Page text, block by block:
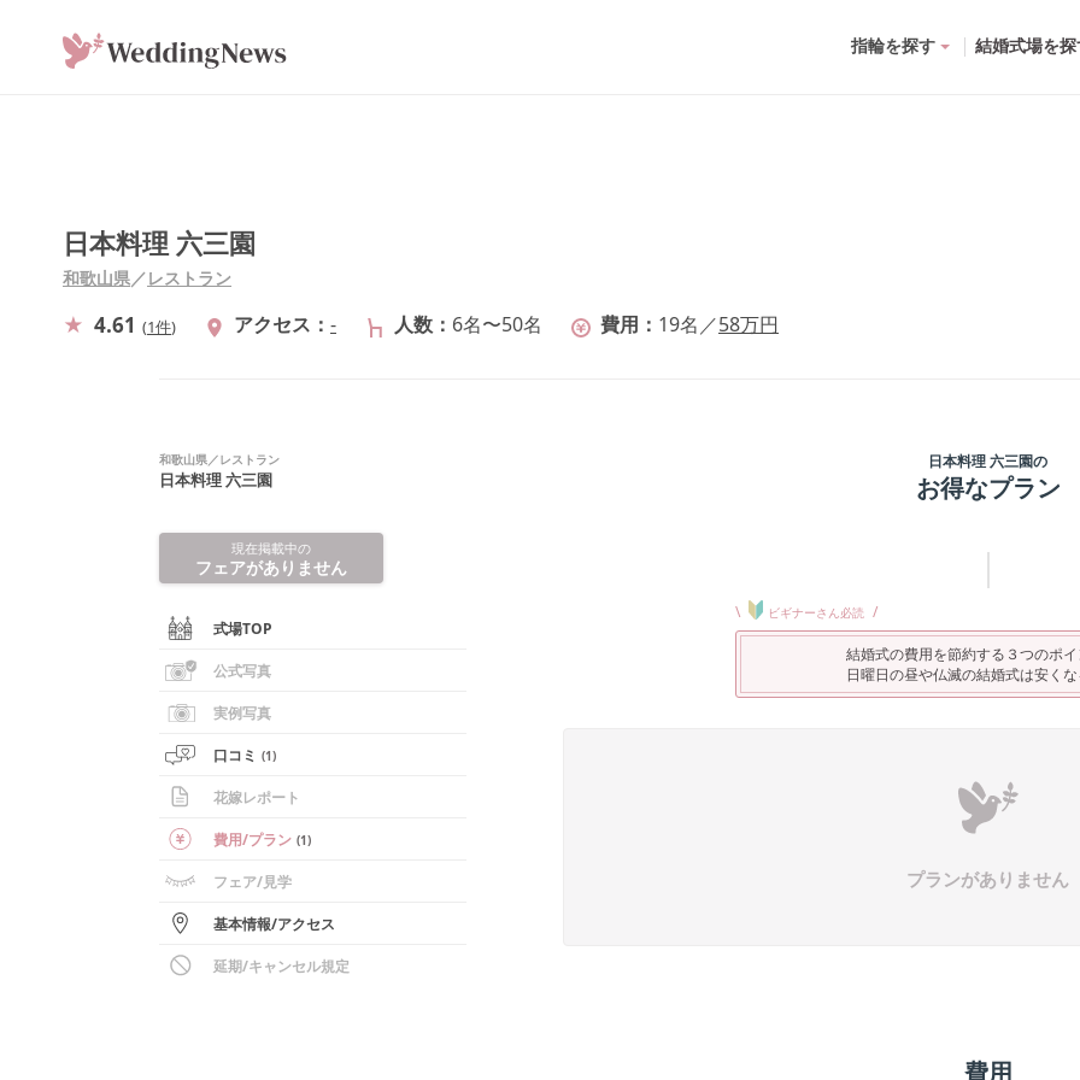
指輪を探す 結婚式場を
日本料理 六三園
和歌山県／レストラン
4.61 (1件) アクセス - 人数 6名〜50名 費用 19名 ／58万円
和歌山県／レストラン
日本料理 六三園
現在掲載中の
フェアがありません
式場TOP
公式写真
実例写真
口コミ (1)
花嫁レポート
費用/プラン (1)
フェア/見学
基本情報/アクセス
延期/キャンセル規定
日本料理 六三園の
お得なプラン
\ ビギナーさん必読 /
結婚式の費用を節約する３つのポイ
日曜日の昼や仏滅の結婚式は安くな
プランがありません
費用